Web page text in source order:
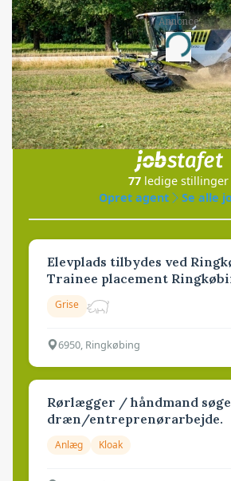
Annonce
Loading...
Jobs
i samarbejde med
77 ledige stillinger
Opret agent
Se alle
Elevplads tilbydes ved
Trainee placement
Grise
6950, Ringkøbing
Rørlægger / håndmand
dræn/entreprenørarbejde.
Anlæg Kloak